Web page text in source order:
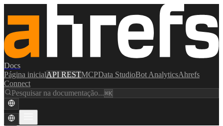
Docs
Página inicialAPI RESTMCPData StudioBot AnalyticsAhrefs
Connect
Pesquisar na documentação...⌘K